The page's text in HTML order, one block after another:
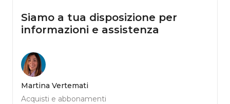
Siamo a tua disposizione per
informazioni e assistenza
Martina Vertemati
Acquisti e abbonamenti